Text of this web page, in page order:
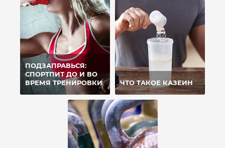
ПОДЗАПРАВЬСЯ:
СПОРТПИТ ДО И ВО
ВРЕМЯ ТРЕНИРОВКИ
ЧТО ТАКОЕ КАЗЕИН